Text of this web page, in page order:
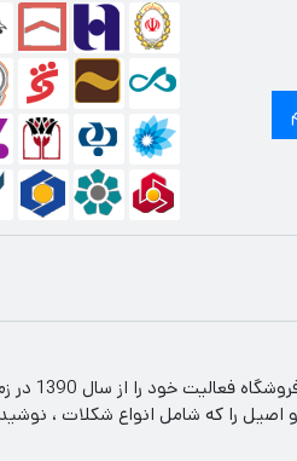
اعیان
را که شامل انواع شکلات ،